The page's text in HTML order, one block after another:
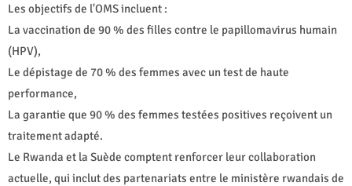
Les objectifs de l'OMS incluent :
La vaccination de 90 % des filles contre le papillomavirus humain
(HPV),
Le dépistage de 70 % des femmes avec un test de haute
performance,
La garantie que 90 % des femmes testées positives reçoivent un
traitement adapté.
Le Rwanda et la Suède comptent renforcer leur collaboration
actuelle, qui inclut des partenariats entre le ministère rwandais de